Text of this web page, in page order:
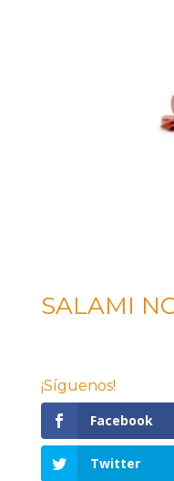
SALAMI
¡Síguenos!
Facebook
Twitter